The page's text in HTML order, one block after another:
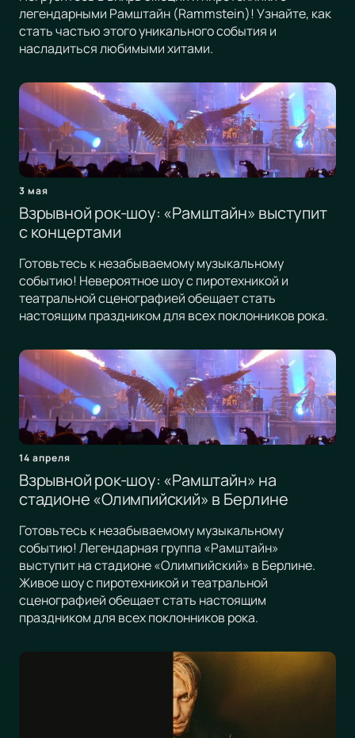
легендарными Рамштайн (Rammstein)! Узнайте, как
стать частью этого уникального события и
насладиться любимыми хитами.
3 мая
Взрывной рок-шоу: «Рамштайн» выступит
с концертами
Готовьтесь к незабываемому музыкальному
событию! Невероятное шоу с пиротехникой и
театральной сценографией обещает стать
настоящим праздником для всех поклонников рока.
14 апреля
Взрывной рок-шоу: «Рамштайн» на
стадионе «Олимпийский» в Берлине
Готовьтесь к незабываемому музыкальному
событию! Легендарная группа «Рамштайн»
выступит на стадионе «Олимпийский» в Берлине.
Живое шоу с пиротехникой и театральной
сценографией обещает стать настоящим
праздником для всех поклонников рока.